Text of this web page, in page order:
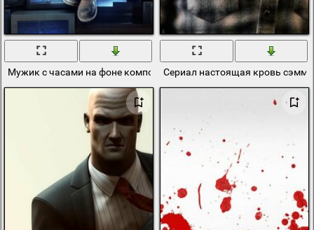
Мужик с часами на фоне компов Сериал настоящая кровь сэмм